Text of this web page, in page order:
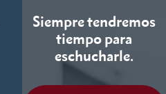
Siempre tendremos
tiempo para
eschucharle.